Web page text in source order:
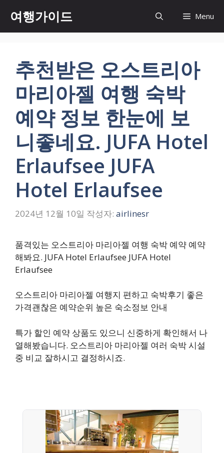
츠
여행가이드 Menu
추천받은 오스트리아
마리아젤 여행 숙박
예약 정보 한눈에 보
니좋네요. JUFA Hotel
Erlaufsee JUFA
Hotel Erlaufsee
2024년 12월 10일 작성자: airlinesr
품격있는 오스트리아 마리아젤 여행 숙박 예약 예약
해봐요. JUFA Hotel Erlaufsee JUFA Hotel
Erlaufsee
오스트리아 마리아젤 여행지 편하고 숙박후기 좋은
가격괜찮은 예약순위 높은 숙소정보 안내
특가 할인 예약 상품도 있으니 신중하게 확인해서 나
열해봤습니다. 오스트리아 마리아젤 여러 숙박 시설
중 비교 잘하시고 결정하시죠.